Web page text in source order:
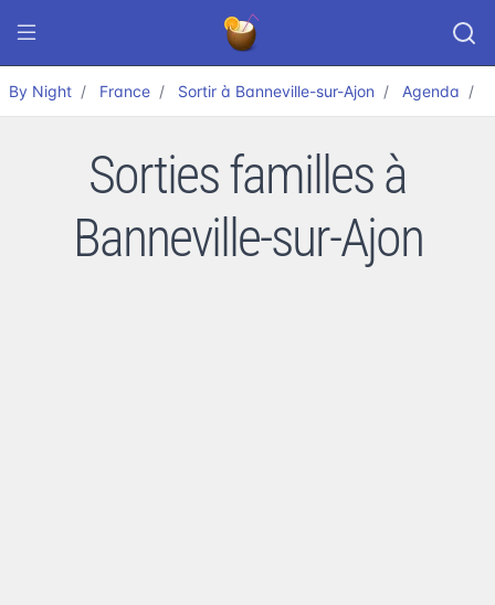
By Night France Sortir à Banneville-sur-Ajon Agenda
Sorties familles à
Banneville-sur-Ajon